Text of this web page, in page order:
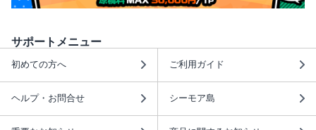
サポートメニュー
初めての方へ ご利用ガイド
ヘルプ・お問合せ シーモア島